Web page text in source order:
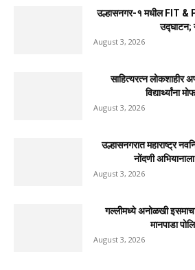
उल्हासनगर-१ मधील FIT
उद्घाटन;
August 3, 2026
साहित्यरत्न लोकशाहीर
विद्यार्थ्यांना
August 3, 2026
उल्हासनगरात महाराष्ट्र
नोंदणी
August 3, 2026
गल्लीमध्ये अनोळखी
मानपाडा
August 3, 2026